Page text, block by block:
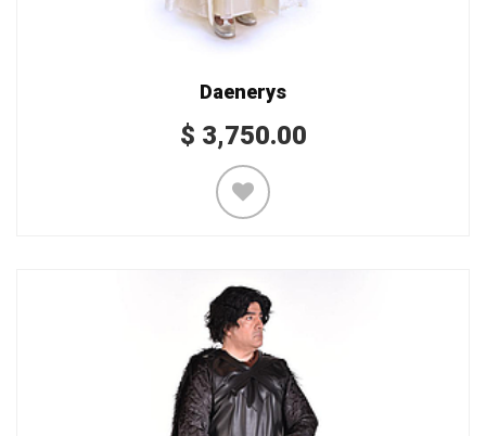
Daenerys
$ 3,750.00